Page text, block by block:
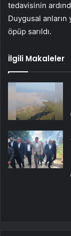
tedavisinin
Duygusal anların
öpüp sarıldı.
İlgili Makaleler